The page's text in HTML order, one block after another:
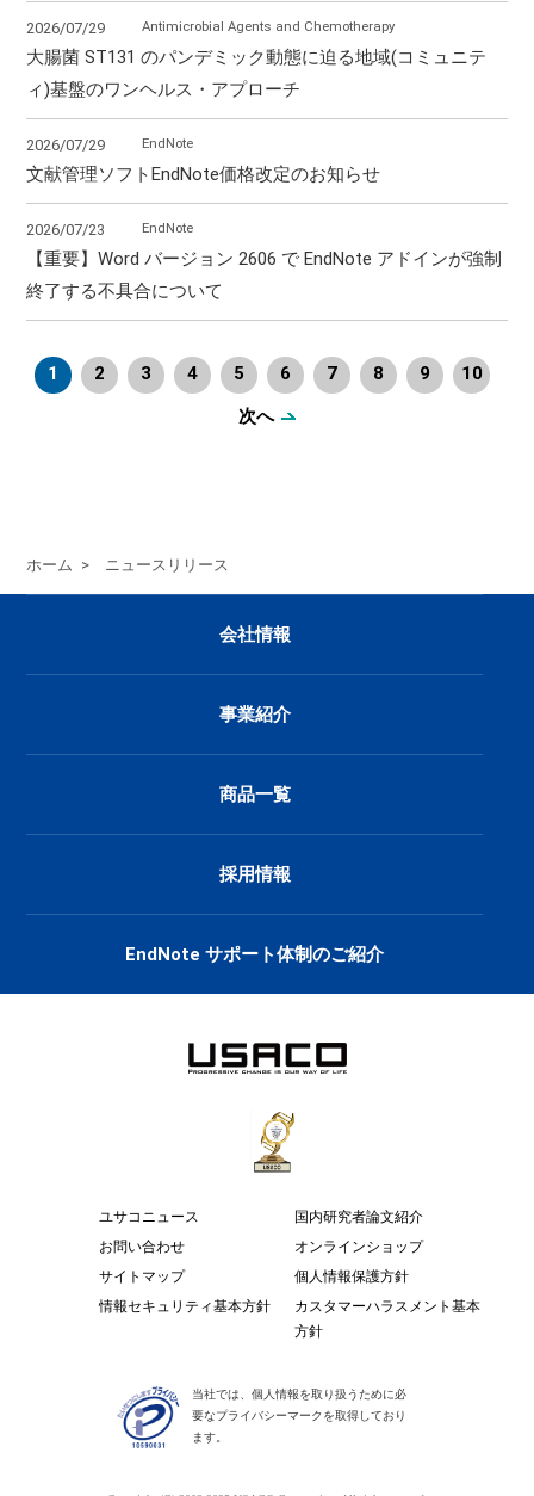
2026/07/29 Antimicrobial Agents and Chemotherapy
大腸菌 ST131 のパンデミック動態に迫る地域(コミュニテ
ィ)基盤のワンヘルス・アプローチ
2026/07/29 EndNote
文献管理ソフトEndNote価格改定のお知らせ
2026/07/23 EndNote
【重要】Word バージョン 2606 で EndNote アドインが強制
終了する不具合について
1 2 3 4 5 6 7 8 9
10
次へ
ホーム > ニュースリリース
会社情報
事業紹介
商品一覧
採用情報
EndNote サポート体制のご紹介
ユサコニュース
国内研究者論文紹介
お問い合わせ
オンラインショップ
サイトマップ
個人情報保護方針
情報セキュリティ基本方針
カスタマーハラスメント基本
方針
当社では、個人情報を取り扱うために必
要なプライバシーマークを取得しており
ます。